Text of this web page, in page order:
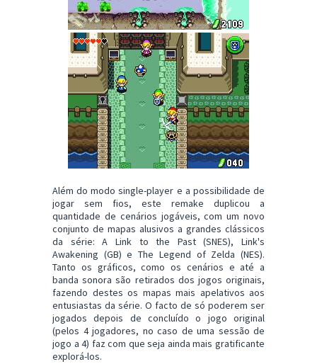
Além do modo single-player e a possibilidade de
jogar sem fios, este remake duplicou a
quantidade de cenários jogáveis, com um novo
conjunto de mapas alusivos a grandes clássicos
da série: A Link to the Past (SNES), Link's
Awakening (GB) e The Legend of Zelda (NES).
Tanto os gráficos, como os cenários e até a
banda sonora são retirados dos jogos originais,
fazendo destes os mapas mais apelativos aos
entusiastas da série. O facto de só poderem ser
jogados depois de concluído o jogo original
(pelos 4 jogadores, no caso de uma sessão de
jogo a 4) faz com que seja ainda mais gratificante
explorá-los.